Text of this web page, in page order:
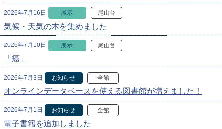
2026年7月16日 展示 尾山台
気候・天気の本を集めました
2026年7月10日 展示 尾山台
「癌」
2026年7月3日 お知らせ 全館
オンラインデータベースを使える図書館が増えました！
2026年7月1日 お知らせ 全館
電子書籍を追加しました